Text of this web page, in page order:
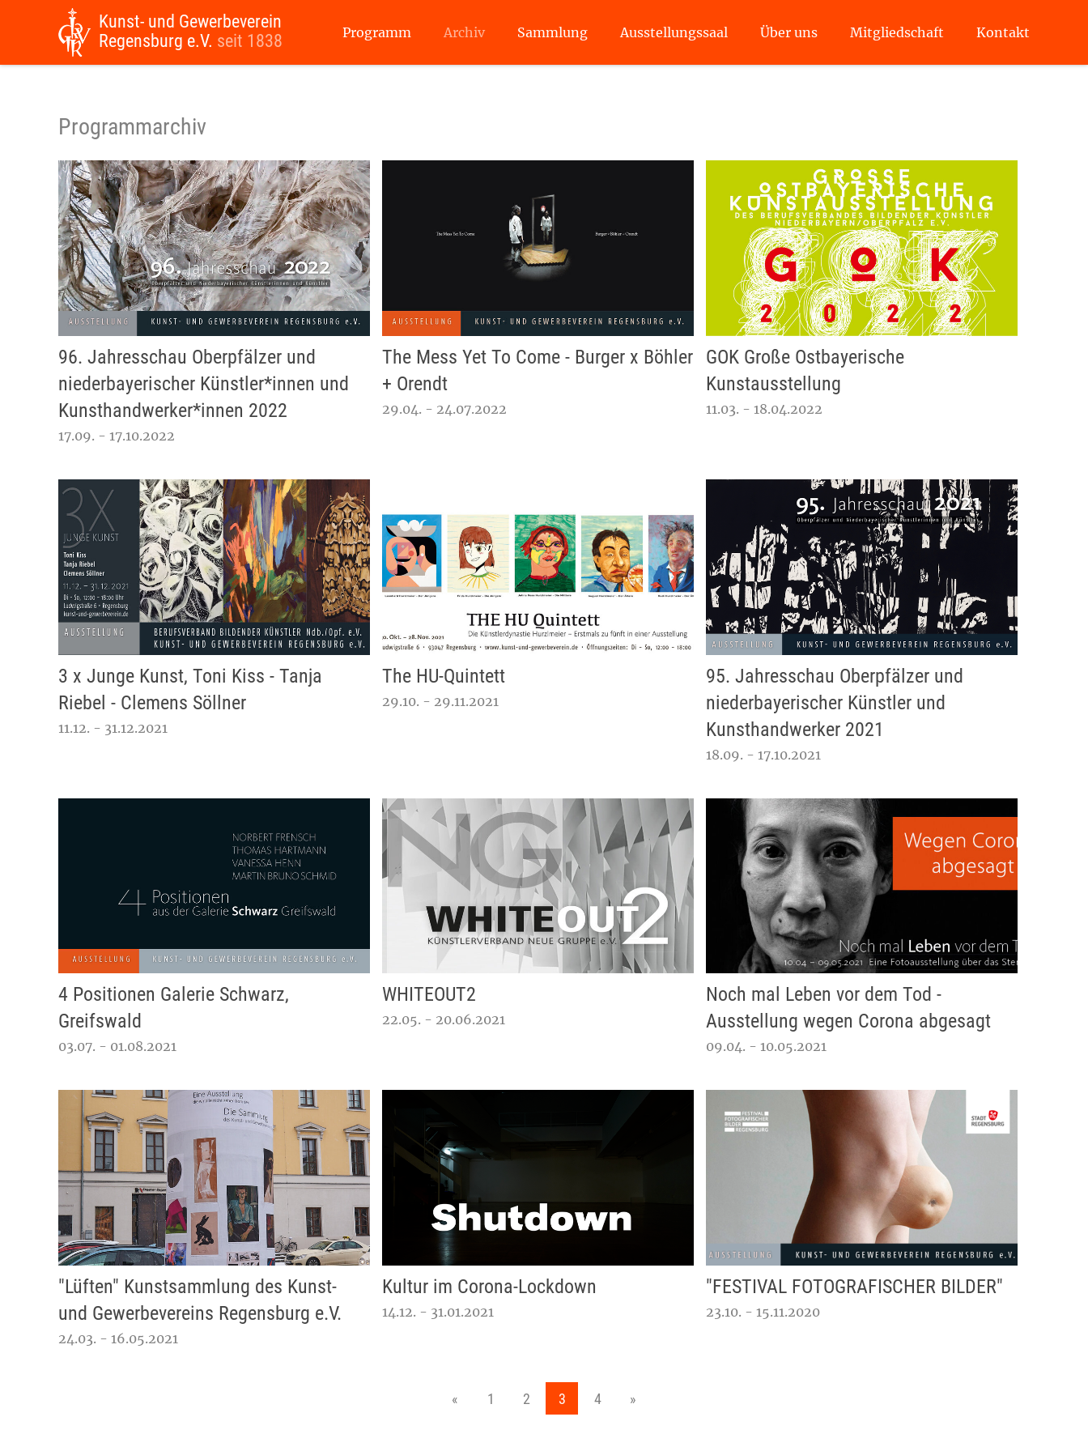
Kunst- und Gewerbeverein
Regensburg e.V. seit 1838 Programm Archiv Sammlung Ausstellungssaal Über uns Mitgliedschaft Kontakt
Programmarchiv
96. Jahresschau Oberpfälzer und
niederbayerischer Künstler*innen und
Kunsthandwerker*innen 2022
17.09. - 17.10.2022
The Mess Yet To Come - Burger x Böhler
+ Orendt
29.04. - 24.07.2022
GOK Große Ostbayerische
Kunstausstellung
11.03. - 18.04.2022
3 x Junge Kunst, Toni Kiss - Tanja
Riebel - Clemens Söllner
11.12. - 31.12.2021
The HU-Quintett
29.10. - 29.11.2021
95. Jahresschau Oberpfälzer und
niederbayerischer Künstler und
Kunsthandwerker 2021
18.09. - 17.10.2021
4 Positionen Galerie Schwarz,
Greifswald
03.07. - 01.08.2021
WHITEOUT2
22.05. - 20.06.2021
Noch mal Leben vor dem Tod -
Ausstellung wegen Corona abgesagt
09.04. - 10.05.2021
"Lüften" Kunstsammlung des Kunst-
und Gewerbevereins Regensburg e.V.
24.03. - 16.05.2021
Kultur im Corona-Lockdown
14.12. - 31.01.2021
"FESTIVAL FOTOGRAFISCHER BILDER"
23.10. - 15.11.2020
« 1 2 3 4 »